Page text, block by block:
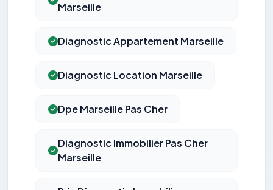
Marseille
Diagnostic Appartement Marseille
Diagnostic Location Marseille
Dpe Marseille Pas Cher
Diagnostic Immobilier Pas Cher
Marseille